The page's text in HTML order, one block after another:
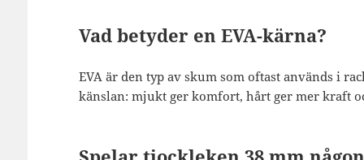
Vad betyder en EVA-kärna?
EVA är den typ av skum som oftast används i
känslan: mjukt ger komfort, hårt ger mer kraft